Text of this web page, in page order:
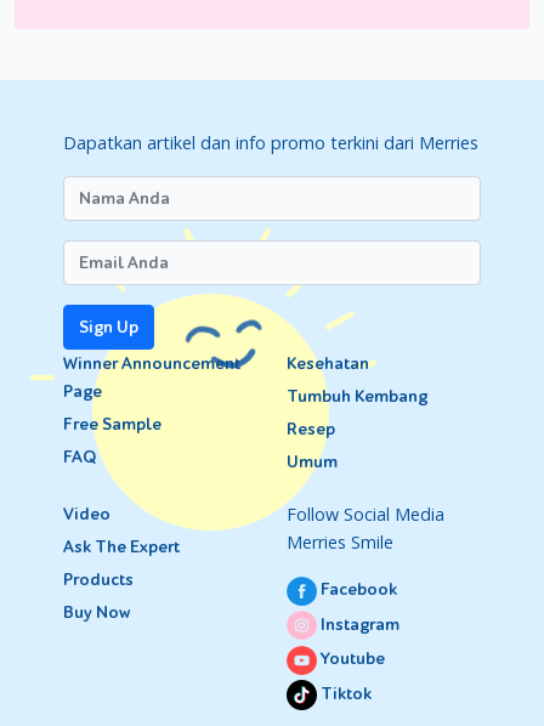
Dapatkan artikel dan info promo terkini dari Merries
Sign Up
Winner Announcement
Page
Free Sample
FAQ
Kesehatan
Tumbuh Kembang
Resep
Umum
Video
Ask The Expert
Products
Buy Now
Follow Social Media
Merries Smile
Facebook
Instagram
Youtube
Tiktok